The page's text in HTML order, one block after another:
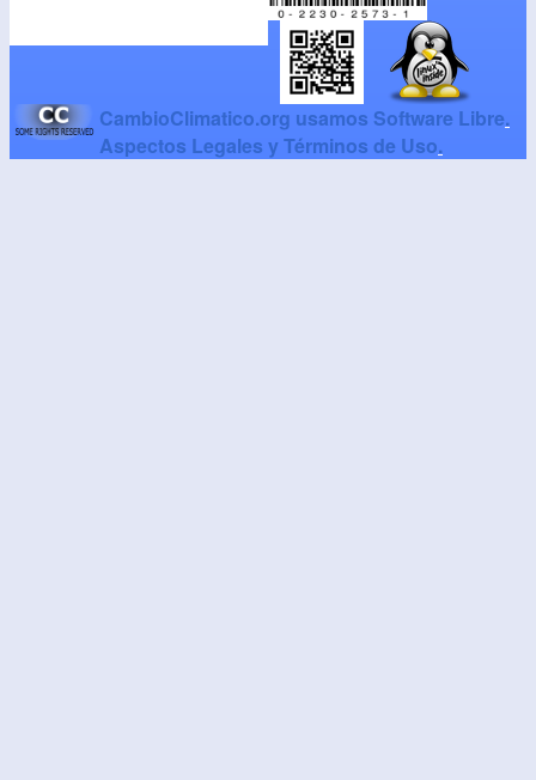
CambioClimatico.org usamos Software Libre.
Aspectos Legales y Términos de Uso.